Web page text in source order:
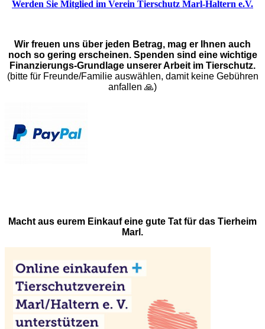
Werden Sie Mitglied im Verein Tierschutz Marl-Haltern e.V.
Wir freuen uns über jeden Betrag, mag er Ihnen auch
noch so gering erscheinen. Spenden sind eine wichtige
Finanzierungs-Grundlage unserer Arbeit im Tierschutz.
(bitte für Freunde/Familie auswählen, damit keine Gebühren
anfallen 🙏)
Macht aus eurem Einkauf eine gute Tat für das Tierheim
Marl.